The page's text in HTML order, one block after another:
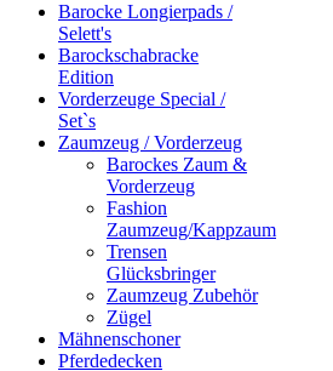
Barocke Longierpads /
Selett's
Barockschabracke
Edition
Vorderzeuge Special /
Set`s
Zaumzeug / Vorderzeug
Barockes Zaum &
Vorderzeug
Fashion
Zaumzeug/Kappzaum
Trensen
Glücksbringer
Zaumzeug Zubehör
Zügel
Mähnenschoner
Pferdedecken